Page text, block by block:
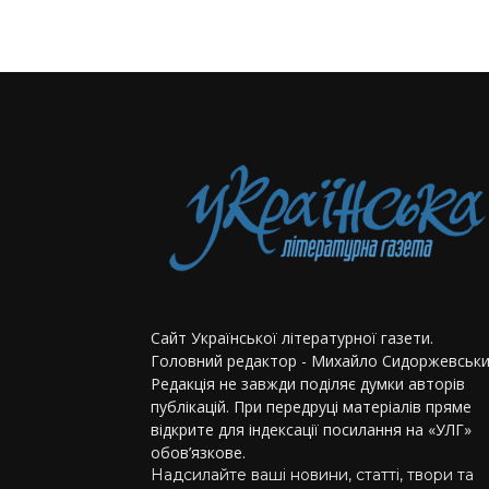
Сайт Української літературної газети.
Головний редактор - Михайло
Редакція не завжди поділяє думки авторів
публікацій. При передруці матеріалів пряме
відкрите для індексації посилання на «УЛГ»
обов’язкове.
Надсилайте ваші новини, статті, твори та